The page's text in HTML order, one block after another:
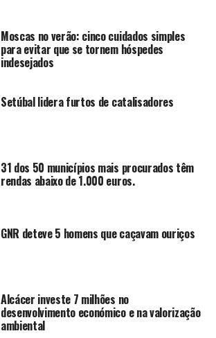
Moscas no verão: cinco cuidados simples
para evitar que se tornem hóspedes
indesejados
Setúbal lidera furtos de catalisadores
31 dos 50 municípios mais procurados têm
rendas abaixo de 1.000 euros.
GNR deteve 5 homens que caçavam ouriços
Alcácer investe 7 milhões no
desenvolvimento económico e na valorização
ambiental